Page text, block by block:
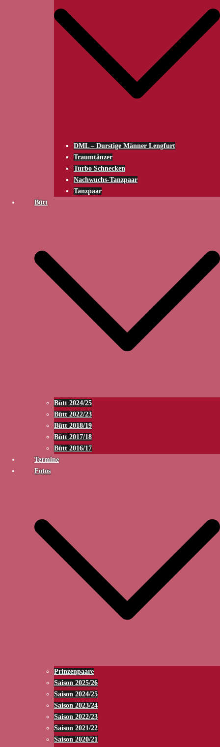
DML – Durstige Männer Lengfurt
Traumtänzer
Turbo Schnecken
Nachwuchs-Tanzpaar
Tanzpaar
Bütt
Bütt 2024/25
Bütt 2022/23
Bütt 2018/19
Bütt 2017/18
Bütt 2016/17
Termine
Fotos
Prinzenpaare
Saison 2025/26
Saison 2024/25
Saison 2023/24
Saison 2022/23
Saison 2021/22
Saison 2020/21